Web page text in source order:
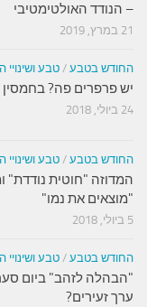
– הנודד האולטימטיבי
21 במרץ, 2019
החודש בטבע /טבע ושינויי
יש פרפרים פה?
24 ביולי, 2018
החודש בטבע /טבע ושינויי
המדוזה "חוטית נודדת"
"מוצאים את נמו"
5 ביולי, 2018
החודש בטבע /טבע ושינויי
"הבהלה לזהב" ביום
ערך זעירים?